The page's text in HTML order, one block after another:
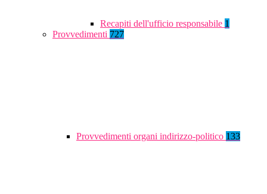
Recapiti dell'ufficio responsabile 1
Provvedimenti 727
Provvedimenti organi indirizzo-politico 133